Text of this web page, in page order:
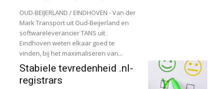
OUD-BEIJERLAND / EINDHOVEN - Van der
Mark Transport uit Oud-Beijerland en
softwareleverancier TANS uit
Eindhoven weten elkaar goed te
vinden, bij het maximaliseren van...
Stabiele tevredenheid .nl-
registrars